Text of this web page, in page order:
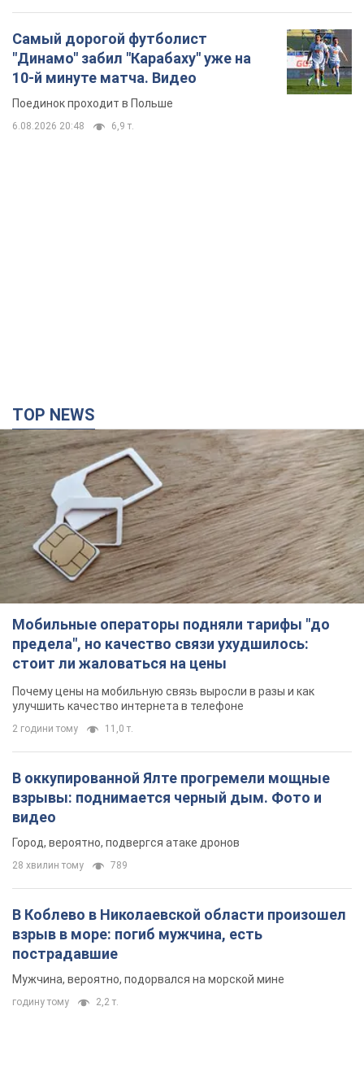
Самый дорогой футболист
"Динамо" забил "Карабаху" уже на
10-й минуте матча. Видео
Поединок проходит в Польше
6.08.2026 20:48 6,9 т.
TOP NEWS
Мобильные операторы подняли тарифы "до
предела", но качество связи ухудшилось:
стоит ли жаловаться на цены
Почему цены на мобильную связь выросли в разы и как
улучшить качество интернета в телефоне
2 години тому 11,0 т.
В оккупированной Ялте прогремели мощные
взрывы: поднимается черный дым. Фото и
видео
Город, вероятно, подвергся атаке дронов
28 хвилин тому 789
В Коблево в Николаевской области произошел
взрыв в море: погиб мужчина, есть
пострадавшие
Мужчина, вероятно, подорвался на морской мине
годину тому 2,2 т.